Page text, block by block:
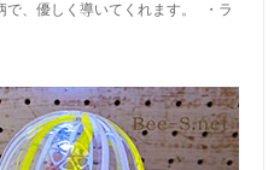
で、優しく導いてくれます。 ・ラ